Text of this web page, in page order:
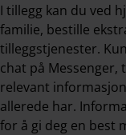
I tillegg kan du ved
familie, bestille
tilleggstjenester.
chat på Messenger,
relevant
allerede har.
for å gi deg en best